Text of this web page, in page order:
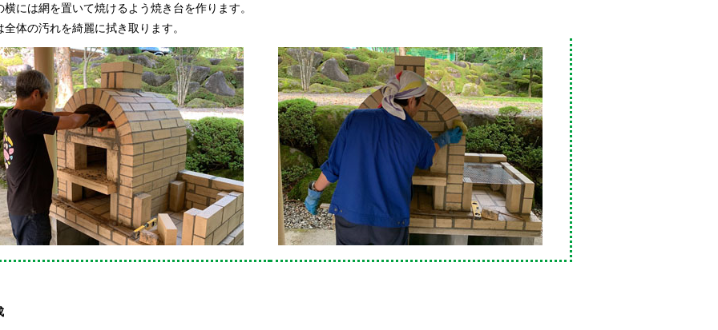
には網を置いて焼けるよう焼き台を作ります。
体の汚れを綺麗に拭き取ります。